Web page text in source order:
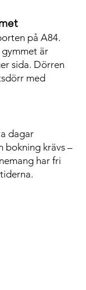
på A84.
är
sida. Dörren
med
dagar
bokning krävs –
har fri